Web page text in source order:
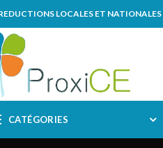
LOCALES ET NATIONALES
CATÉGORIES